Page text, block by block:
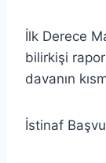
İlk Derece
bilirkişi
davanın
İstinaf